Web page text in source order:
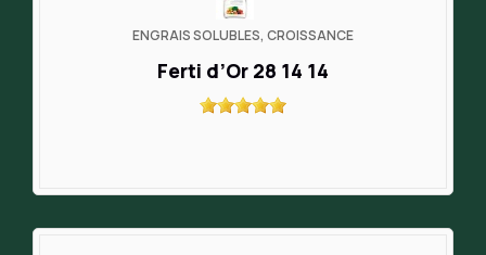
ENGRAIS SOLUBLES, CROISSANCE
Ferti d’Or 28 14 14